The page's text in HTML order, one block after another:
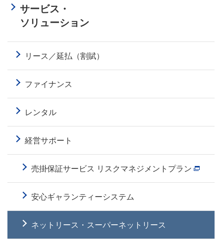
サービス・
ソリューション
リース／延払（割賦）
ファイナンス
レンタル
経営サポート
売掛保証サービス リスクマネジメントプラン
安心ギャランティーシステム
ネットリース・スーパーネットリース